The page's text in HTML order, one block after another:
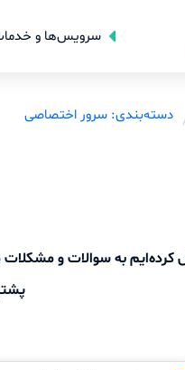
سرویس‌ها و
دسته‌بندی: سرور اختصاصی
کرده‌ایم به سوالات و